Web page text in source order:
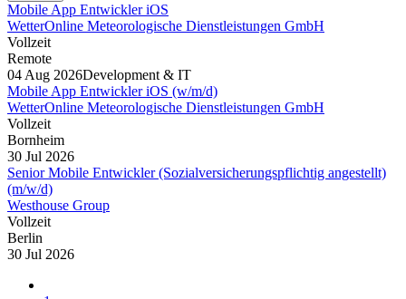
Mobile App Entwickler iOS
WetterOnline Meteorologische Dienstleistungen GmbH
Vollzeit
Remote
04 Aug 2026Development & IT
Mobile App Entwickler iOS (w/m/d)
WetterOnline Meteorologische Dienstleistungen GmbH
Vollzeit
Bornheim
30 Jul 2026
Senior Mobile Entwickler (Sozialversicherungspflichtig angestellt)
(m/w/d)
Westhouse Group
Vollzeit
Berlin
30 Jul 2026